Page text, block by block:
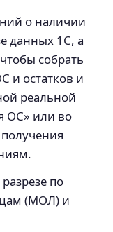
о наличии
данных 1С, а
собрать
и остатков и
реальной
ОС» или во
по
(МОЛ) и